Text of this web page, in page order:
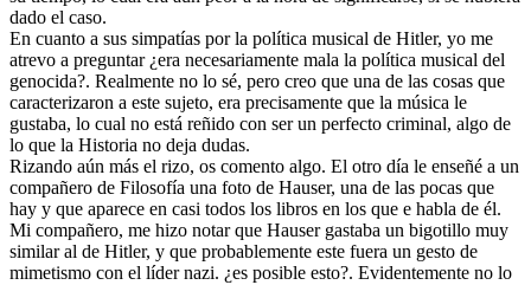
dado el caso.
En cuanto a sus simpatías por la política musical de Hitler, yo me
atrevo a preguntar ¿era necesariamente mala la política musical del
genocida?. Realmente no lo sé, pero creo que una de las cosas que
caracterizaron a este sujeto, era precisamente que la música le
gustaba, lo cual no está reñido con ser un perfecto criminal, algo de
lo que la Historia no deja dudas.
Rizando aún más el rizo, os comento algo. El otro día le enseñé a un
compañero de Filosofía una foto de Hauser, una de las pocas que
hay y que aparece en casi todos los libros en los que e habla de él.
Mi compañero, me hizo notar que Hauser gastaba un bigotillo muy
similar al de Hitler, y que probablemente este fuera un gesto de
mimetismo con el líder nazi. ¿es posible esto?. Evidentemente no lo